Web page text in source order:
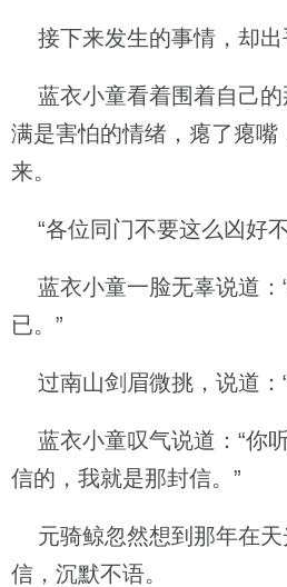
接下来发生的事情，却出
蓝衣小童看着围着自己的
满是害怕的情绪，瘪了瘪嘴
来。
“各位同门不要这么凶好
蓝衣小童一脸无辜说道：
已。”
过南山剑眉微挑，说道：
蓝衣小童叹气说道：“你
信的，我就是那封信。”
元骑鲸忽然想到那年在天
信，沉默不语。